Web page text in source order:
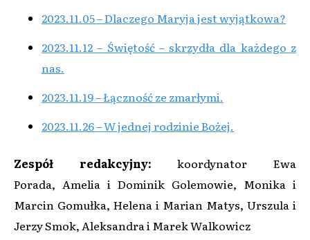
2023.11.05 – Dlaczego Maryja jest wyjątkowa?
2023.11.12 – Świętość – skrzydła dla każdego z
nas.
2023.11.19 – Łączność ze zmarłymi.
2023.11.26 – W jednej rodzinie Bożej.
Zespół redakcyjny:koordynator Ewa
Porada, Amelia i Dominik Golemowie, Monika i
Marcin Gomułka, Helena i Marian Matys, Urszula i
Jerzy Smok, Aleksandra i Marek Walkowicz